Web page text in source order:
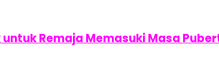
Remaja Memasuki Masa